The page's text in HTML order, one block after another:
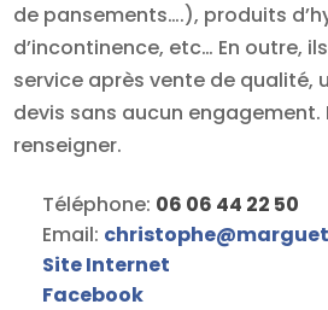
de pansements….), produits
d’incontinence, etc… En outre,
service après vente de qualité,
devis sans aucun engagement.
renseigner.
Téléphone: 06 06 44 22 50
Email: christophe@
Site Internet
Facebook